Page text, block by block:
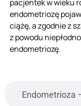
Endometrioza
pacjentek w wieku
endometriozę
ciążę, a zgodnie z
z powodu
endometriozę.